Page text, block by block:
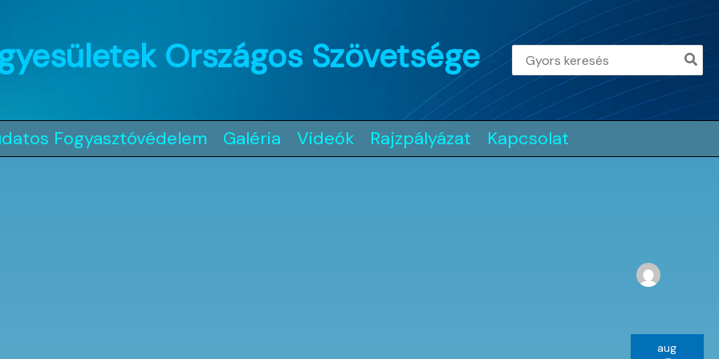
Országos Szövetsége
Search
for:
Fogyasztóvédelem Galéria Videók Rajzpályázat Kapcsolat
aug